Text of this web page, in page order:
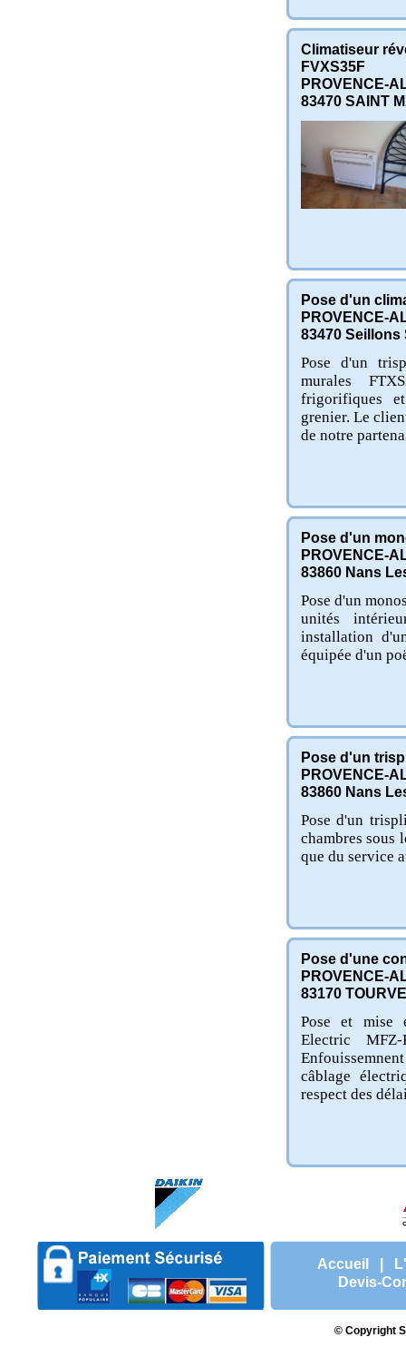
Climatiseur
FVXS35F
PROVENCE-
83470 SAINT
Pose d'un
PROVENCE-
83470 Seillons
Pose d'un
murales
frigorifiques
grenier. Le
de notre
Pose d'un
PROVENCE-
83860 Nans
Pose d'un
unités
installation
équipée d'un
Pose d'un
PROVENCE-
83860 Nans
Pose d'un
chambres sous
que du service
Pose d'une
PROVENCE-
83170
Pose et mise
Electric
câblage
respect des
Accueil
Devis-
© Copyright